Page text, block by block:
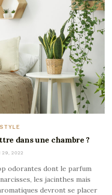
dans une chambre ?
29, 2022
odorantes dont le parfum
les jacinthes mais
devront se placer